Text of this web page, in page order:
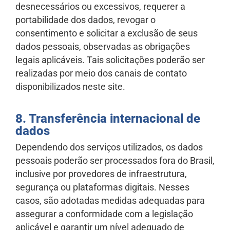
desnecessários ou excessivos, requerer a
portabilidade dos dados, revogar o
consentimento e solicitar a exclusão de seus
dados pessoais, observadas as obrigações
legais aplicáveis. Tais solicitações poderão ser
realizadas por meio dos canais de contato
disponibilizados neste site.
8. Transferência internacional de
dados
Dependendo dos serviços utilizados, os dados
pessoais poderão ser processados fora do Brasil,
inclusive por provedores de infraestrutura,
segurança ou plataformas digitais. Nesses
casos, são adotadas medidas adequadas para
assegurar a conformidade com a legislação
aplicável e garantir um nível adequado de